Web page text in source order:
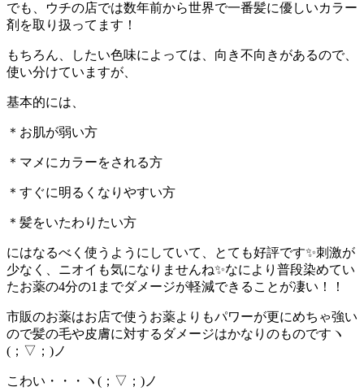
でも、ウチの店では数年前から世界で一番髪に優しいカラー
剤を取り扱ってます！
もちろん、したい色味によっては、向き不向きがあるので、
使い分けていますが、
基本的には、
＊お肌が弱い方
＊マメにカラーをされる方
＊すぐに明るくなりやすい方
＊髪をいたわりたい方
にはなるべく使うようにしていて、とても好評です✨刺激が
少なく、ニオイも気になりませんね✨なにより普段染めてい
たお薬の4分の1までダメージが軽減できることが凄い！！
市販のお薬はお店で使うお薬よりもパワーが更にめちゃ強い
ので髪の毛や皮膚に対するダメージはかなりのものですヽ
(；▽；)ノ
こわい・・・ヽ(；▽；)ノ